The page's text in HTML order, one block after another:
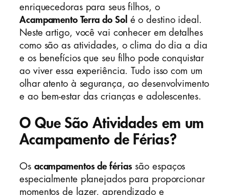
enriquecedoras para seus filhos, o
Acampamento Terra do Sol é o destino ideal.
Neste artigo, você vai conhecer em detalhes
como são as atividades, o clima do dia a dia
e os benefícios que seu filho pode conquistar
ao viver essa experiência. Tudo isso com um
olhar atento à segurança, ao desenvolvimento
e ao bem-estar das crianças e adolescentes.
O Que São Atividades em um
Acampamento de Férias?
Os acampamentos de férias são espaços
especialmente planejados para proporcionar
momentos de lazer, aprendizado e